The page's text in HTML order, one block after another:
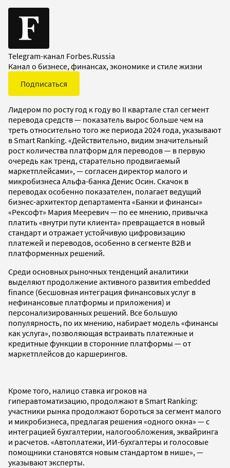
Telegram-канал Forbes.Russia
Канал о бизнесе, финансах, экономике и стиле жизни
Подписаться
Лидером по росту год к году во II квартале стал сегмент
перевода средств — показатель вырос больше чем на
треть относительно того же периода 2024 года, указывают
в Smart Ranking. «Действительно, видим значительный
рост количества платформ для переводов — в первую
очередь как тренд, старательно продвигаемый
маркетплейсами», — согласен директор малого и
микробизнеса Альфа-банка Денис Осин. Скачок в
переводах особенно показателен, полагает ведущий
бизнес-архитектор департамента «Банки и финансы»
«Рексофт» Мария Мееревич — по ее мнению, привычка
платить «внутри пути клиента» превращается в новый
стандарт и отражает устойчивую цифровизацию
платежей и переводов, особенно в сегменте B2B и
платформенных решений.
Среди основных рыночных тенденций аналитики
выделяют продолжение активного развития embedded
finance (бесшовная интеграция финансовых услуг в
нефинансовые платформы и приложения) и
персонализированных решений. Все большую
популярность, по их мнению, набирает модель «финансы
как услуга», позволяющая встраивать платежные и
кредитные функции в сторонние платформы — от
маркетплейсов до каршерингов.
Кроме того, налицо ставка игроков на
гиперавтоматизацию, продолжают в Smart Ranking:
участники рынка продолжают бороться за сегмент малого
и микробизнеса, предлагая решения «одного окна» — с
интеграцией бухгалтерии, налогообложения, эквайринга
и расчетов. «Автоплатежи, ИИ-бухгалтеры и голосовые
помощники становятся новым стандартом в нише», —
указывают эксперты.